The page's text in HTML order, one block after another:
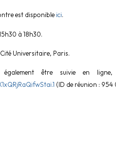
est disponible ici.
à 18h30.
Universitaire, Paris.
également être suivie en
(ID de réunion : 954